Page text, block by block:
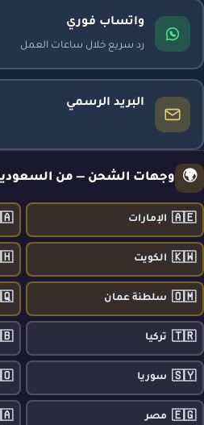
واتساب فوري
رد سريع خلال ساعات العمل
البريد الرسمي
🌍 وجهات الشحن — من السعودية
🇦🇪 الإمارات
🇰🇼 الكويت
🇴🇲 سلطنة عمان
🇹🇷 تركيا
🇸🇾 سوريا
🇪🇬 مصر